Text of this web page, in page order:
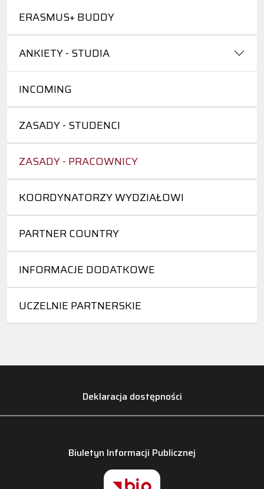
ERASMUS+ BUDDY
ANKIETY - STUDIA
INCOMING
ZASADY - STUDENCI
ZASADY - PRACOWNICY
KOORDYNATORZY WYDZIAŁOWI
PARTNER COUNTRY
INFORMACJE DODATKOWE
UCZELNIE PARTNERSKIE
Deklaracja dostępności
Biuletyn Informacji Publicznej